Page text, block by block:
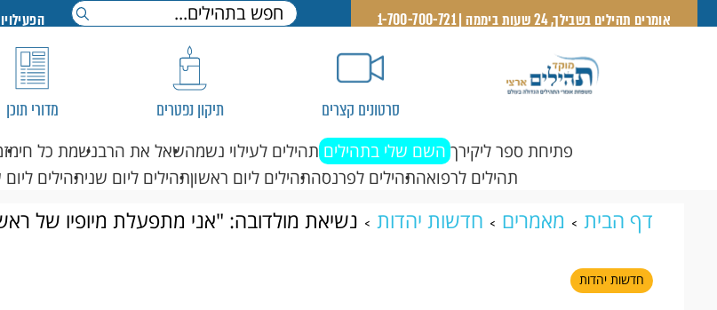
אומרים תהילים בשבילך, 24 שעות ביממה | 1-700-700-721
סרטונים קצרים תיקון נפטרים מדורי תוכן
פתיחת ספר ליקירך השם שלי בתהילים תהילים לעילוי נשמהשאל את הרבנשמת כל חי
תהילים לרפואהתהילים לפרנסהתהילים ליום ראשוןתהילים ליום שניתהילים
דף הבית מאמרים חדשות יהדות
נשיאת מולדובה: "אני מתפעלת מיופיו של
השנה - חג העוסק בשיפורו העצמי של בן האנוש"
חדשות יהדות